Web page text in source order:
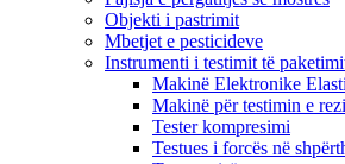
Objekti i pastrimit
Mbetjet e pesticideve
Instrumenti i testimit të
Makinë Elektronike
Makinë për testimin e
Tester kompresimi
Testues i forcës në